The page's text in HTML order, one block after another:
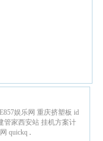
娱乐网 重庆挤塑板 id
管家西安站 挂机方案计
quickq .